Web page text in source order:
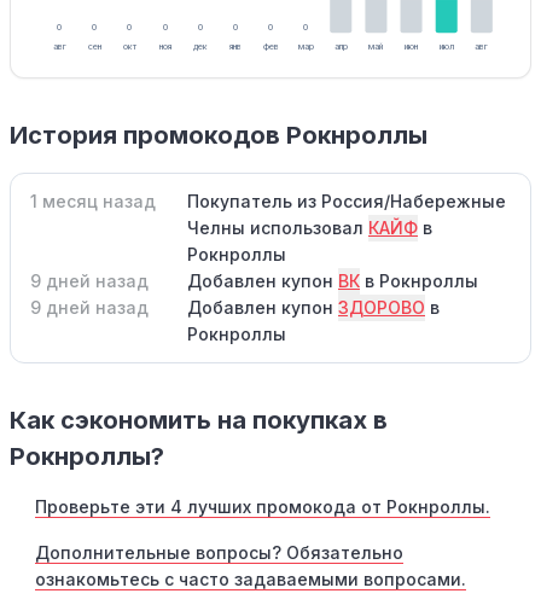
0
авг
0
сен
0
окт
0
ноя
0
дек
0
янв
0
фев
0
мар
апр май июн июл авг
История промокодов Рокнроллы
1 месяц назад
Покупатель из Россия/Набережные
Челны использовал КАЙФ в
Рокнроллы
9 дней назад
Добавлен купон ВК в Рокнроллы
9 дней назад
Добавлен купон ЗДОРОВО в
Рокнроллы
Как сэкономить на покупках в
Рокнроллы?
Проверьте эти 4 лучших промокода от Рокнроллы.
Дополнительные вопросы? Обязательно
ознакомьтесь с часто задаваемыми вопросами.